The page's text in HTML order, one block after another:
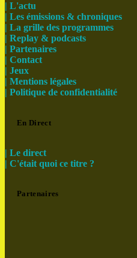
| L'actu
| Les émissions & chroniques
| La grille des programmes
| Replay & podcasts
| Partenaires
| Contact
| Jeux
| Mentions légales
| Politique de confidentialité
En Direct
| Le direct
| C'était quoi ce titre ?
Partenaires